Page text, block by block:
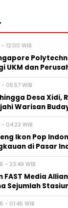
12:00 WIB
UKM dan
05:57 WIB
Desa Xidi,
Warisan
04:22 WIB
Ikon Pop
di Pasar
- 23:49 WIB
FAST Media
Sejumlah
- 01:45 WIB